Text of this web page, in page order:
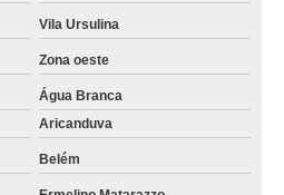
Vila Ursulina
Zona oeste
Água Branca
Aricanduva
Belém